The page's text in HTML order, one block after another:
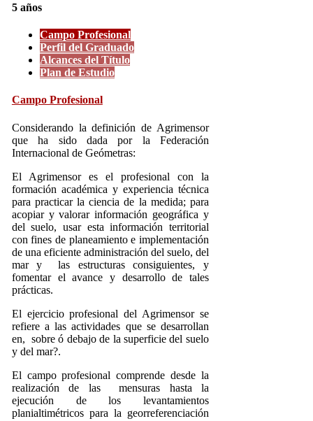
5 años
Campo Profesional
Perfil del Graduado
Alcances del Título
Plan de Estudio
Campo Profesional
Considerando la definición de Agrimensor
que ha sido dada por la Federación
Internacional de Geómetras:
El Agrimensor es el profesional con la
formación académica y experiencia técnica
para practicar la ciencia de la medida; para
acopiar y valorar información geográfica y
del suelo, usar esta información territorial
con fines de planeamiento e implementación
de una eficiente administración del suelo, del
mar y las estructuras consiguientes, y
fomentar el avance y desarrollo de tales
prácticas.
El ejercicio profesional del Agrimensor se
refiere a las actividades que se desarrollan
en, sobre ó debajo de la superficie del suelo
y del mar?.
El campo profesional comprende desde la
realización de las mensuras hasta la
ejecución de los levantamientos
planialtimétricos para la georreferenciación